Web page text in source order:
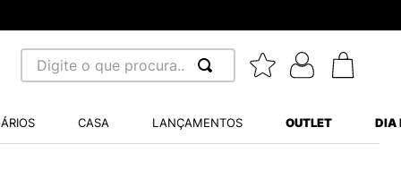
Digite o que procura...
CASA LANÇAMENTOS OUTLET DIA
BALANCE 530